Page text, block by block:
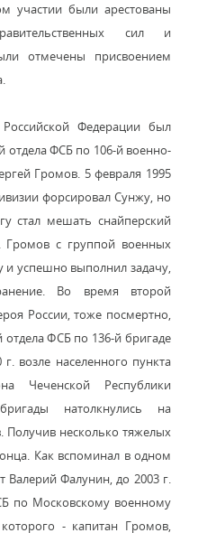
участии были арестованы
сил и
отмечены присвоением
Федерации был
ФСБ по 106-й военно-
Громов. 5 февраля 1995
форсировал Сунжу, но
стал мешать снайперский
Громов с группой военных
и успешно выполнил задачу,
Во время второй
России, тоже посмертно,
ФСБ по 136-й бригаде
возле населенного пункта
Чеченской Республики
натолкнулись на
Получив несколько тяжелых
Как вспоминал в одном
Валерий Фалунин, до 2003 г.
по Московскому военному
- капитан Громов,